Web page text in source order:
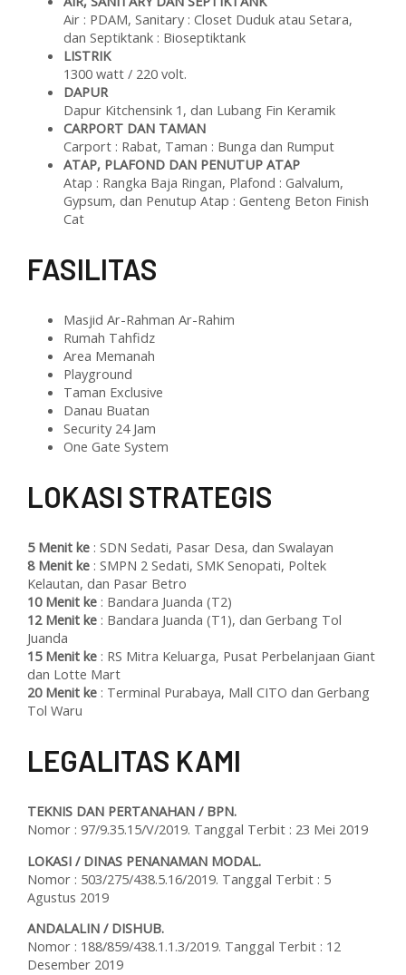
Air : PDAM, Sanitary : Closet Duduk atau Setara,
dan Septiktank : Bioseptiktank
LISTRIK
1300 watt / 220 volt.
DAPUR
Dapur Kitchensink 1, dan Lubang Fin Keramik
CARPORT DAN TAMAN
Carport : Rabat, Taman : Bunga dan Rumput
ATAP, PLAFOND DAN PENUTUP ATAP
Atap : Rangka Baja Ringan, Plafond : Galvalum,
Gypsum, dan Penutup Atap : Genteng Beton Finish
Cat
FASILITAS
Masjid Ar-Rahman Ar-Rahim
Rumah Tahfidz
Area Memanah
Playground
Taman Exclusive
Danau Buatan
Security 24 Jam
One Gate System
LOKASI STRATEGIS
5 Menit ke : SDN Sedati, Pasar Desa, dan Swalayan
8 Menit ke : SMPN 2 Sedati, SMK Senopati, Poltek
Kelautan, dan Pasar Betro
10 Menit ke : Bandara Juanda (T2)
12 Menit ke : Bandara Juanda (T1), dan Gerbang Tol
Juanda
15 Menit ke : RS Mitra Keluarga, Pusat Perbelanjaan Giant
dan Lotte Mart
20 Menit ke : Terminal Purabaya, Mall CITO dan Gerbang
Tol Waru
LEGALITAS KAMI
TEKNIS DAN PERTANAHAN / BPN.
Nomor : 97/9.35.15/V/2019. Tanggal Terbit : 23 Mei 2019
LOKASI / DINAS PENANAMAN MODAL.
Nomor : 503/275/438.5.16/2019. Tanggal Terbit : 5
Agustus 2019
ANDALALIN / DISHUB.
Nomor : 188/859/438.1.1.3/2019. Tanggal Terbit : 12
Desember 2019